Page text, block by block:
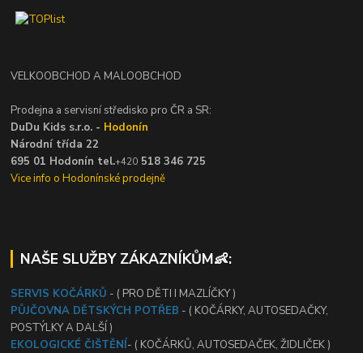
VELKOOBCHOD A MALOOBCHOD
Prodejna a servisní středisko pro ČR a SR:
DuDu Kids s.r.o. - Hodonín
Národní třída 22
695 01 Hodonín tel.+420 518 346 725
Vice info o Hodonínské prodejně
NAŠE SLUŽBY ZÁKAZNÍKŮM👶:
SERVIS KOČÁRKŮ - ( PRO DĚTI I MAZLÍČKY )
PŮJČOVNA DĚTSKÝCH POTŘEB - ( KOČÁRKY, AUTOSEDAČKY,
POSTÝLKY A DALŠÍ )
EKOLOGICKÉ ČIŠTĚNÍ- ( KOČÁRKŮ, AUTOSEDAČEK, ŽIDLIČEK )